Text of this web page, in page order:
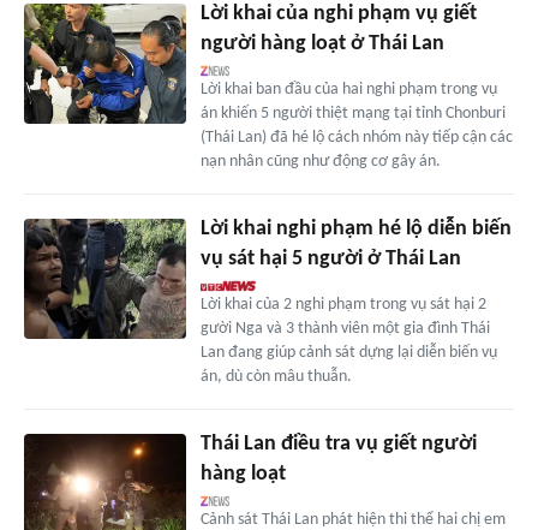
Lời khai của nghi phạm vụ giết
người hàng loạt ở Thái Lan
Lời khai ban đầu của hai nghi phạm trong vụ
án khiến 5 người thiệt mạng tại tỉnh Chonburi
(Thái Lan) đã hé lộ cách nhóm này tiếp cận các
nạn nhân cũng như động cơ gây án.
Lời khai nghi phạm hé lộ diễn biến
vụ sát hại 5 người ở Thái Lan
Lời khai của 2 nghi phạm trong vụ sát hại 2
gười Nga và 3 thành viên một gia đình Thái
Lan đang giúp cảnh sát dựng lại diễn biến vụ
án, dù còn mâu thuẫn.
Thái Lan điều tra vụ giết người
hàng loạt
Cảnh sát Thái Lan phát hiện thi thể hai chị em